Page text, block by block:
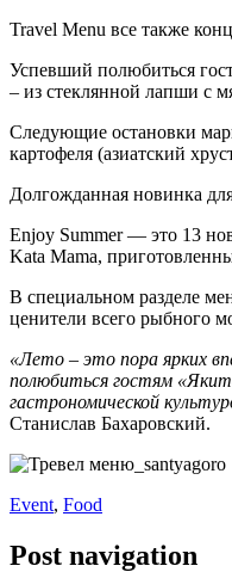
Travel Menu все также
Успевший полюбиться
– из стеклянной лапши с
Следующие остановки
картофеля (азиатский
Долгожданная новинка
Enjoy Summer — это 13
Kata Mama,
В специальном разделе
ценители всего рыбного
«Лето – это пора ярких
полюбиться гостям
гастрономической
Станислав Бахаровский.
Event, Food
Post navigation